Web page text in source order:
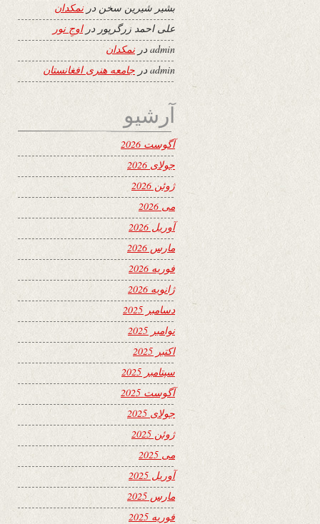
بشیر شیرین سخن درنمکدان
علی احمد زرگرپور دراوجِ نور
adminدرنمکدان
admin در جامعه هنری افغانستان
آرشیو
آگوست 2026
جولای 2026
ژوئن 2026
می 2026
آوریل 2026
مارس 2026
فوریه 2026
ژانویه 2026
دسامبر 2025
نوامبر 2025
اکتبر 2025
سپتامبر 2025
آگوست 2025
جولای 2025
ژوئن 2025
می 2025
آوریل 2025
مارس 2025
فوریه 2025